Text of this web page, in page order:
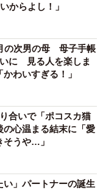
からよし！」
の次男の母 母子手帳
に 見る人を楽しま
わいすぎる！」
合いで「ポコスカ猫
心温まる結末に「愛
そうや…」
い」パートナーの誕生